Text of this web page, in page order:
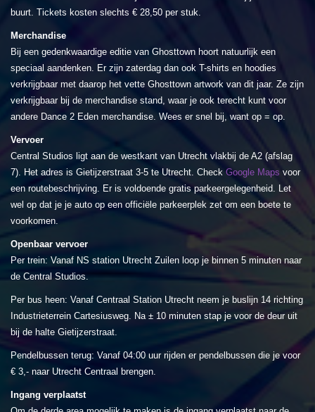
buurt. Tickets kosten slechts € 28,50 per stuk.
Merchandise
Bij een gedenkwaardige editie van Ghosttown hoort natuurlijk een
speciaal aandenken. Er zijn zaterdag dan ook T-shirts en hoodies
verkrijgbaar met daarop het vette Ghosttown artwork van dit jaar. Ze zijn
verkrijgbaar bij de merchandise stand, waar je ook terecht kunt voor
andere Dance 2 Eden merchandise. Wees er snel bij, want op = op.
Vervoer
Central Studios ligt aan de westkant van Utrecht vlakbij de A2 (afslag
7). Het adres is Gietijzerstraat 3-5 te Utrecht. Check Google Maps voor
een routebeschrijving. Er is voldoende gratis parkeergelegenheid. Let
wel op dat je je auto op een officiële parkeerplek zet om een boete te
voorkomen.
Openbaar vervoer
Per trein: Vanaf NS station Utrecht Zuilen loop je binnen 5 minuten naar
de Central Studios.
Per bus heen: Vanaf Centraal Station Utrecht neem je buslijn 14 richting
Industrieterrein Cartesiusweg. Na ± 10 minuten stap je voor de deur uit
bij de halte Gietijzerstraat.
Pendelbussen terug: Vanaf 04:00 uur rijden er pendelbussen die je voor
€ 3,- naar Utrecht Centraal brengen.
Ingang verplaatst